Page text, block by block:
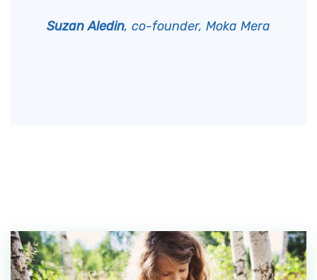
Suzan Aledin, co-founder, Moka Mera